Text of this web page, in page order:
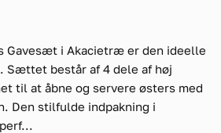
Gavesæt i Akacietræ er den ideelle
Sættet består af 4 dele af høj
til at åbne og servere østers med
Den stilfulde indpakning i